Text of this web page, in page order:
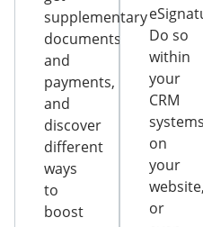
supplementary
documents
and
payments,
and
discover
different
ways
to
boost
Do so
within
your
CRM
on
your
website,
or